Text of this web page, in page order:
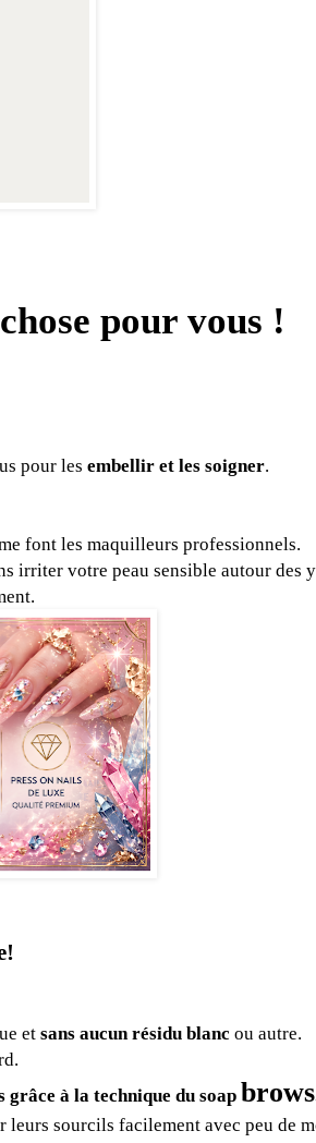
pour vous !
pour les embellir et les soigner.
font les maquilleurs professionnels.
irriter votre peau sensible autour des
et sans aucun résidu blanc ou autre.
grâce à la technique du soap brows
leurs sourcils facilement avec peu de